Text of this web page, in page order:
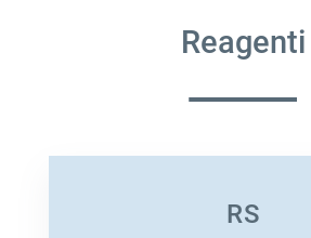
Reagenti
RS